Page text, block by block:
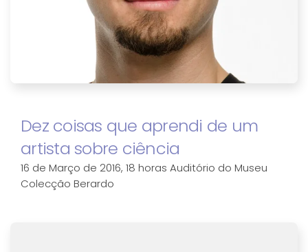
Dez coisas que aprendi de um
artista sobre ciência
16 de Março de 2016, 18 horas Auditório do Museu
Colecção Berardo